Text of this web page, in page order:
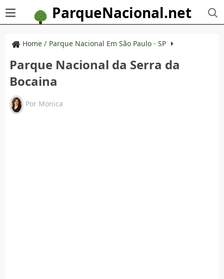
ParqueNacional.net
Home/ Parque Nacional Em São Paulo - SP
Parque Nacional da Serra da
Bocaina
Por Monica